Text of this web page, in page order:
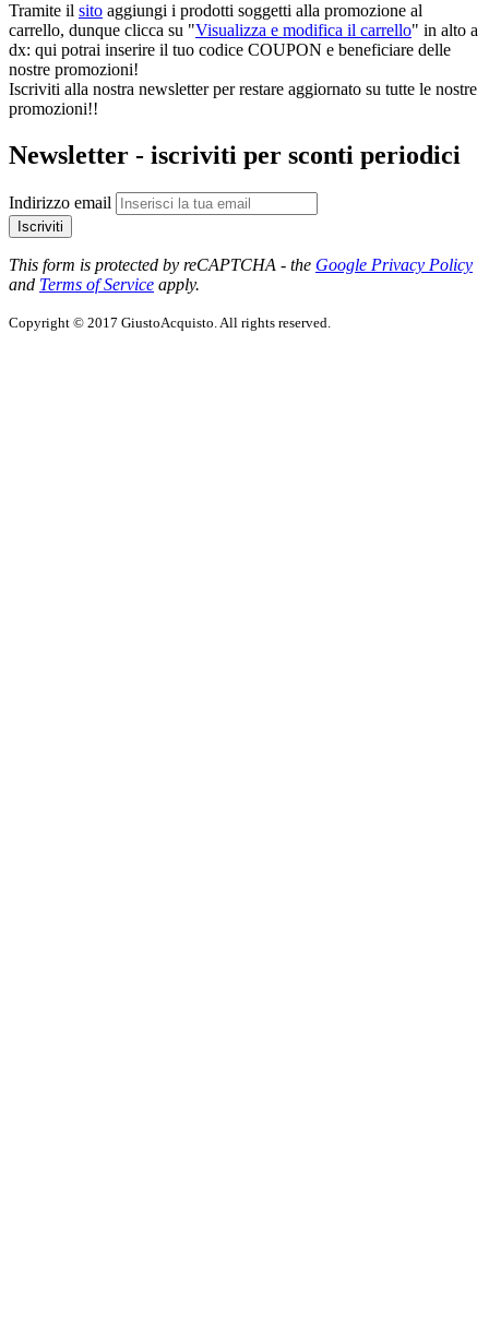
Tramite il sito aggiungi i prodotti soggetti alla promozione al
carrello, dunque clicca su "Visualizza e modifica il carrello" in alto a
dx: qui potrai inserire il tuo codice COUPON e beneficiare delle
nostre promozioni!
Iscriviti alla nostra newsletter per restare aggiornato su tutte le nostre
promozioni!!
Newsletter - iscriviti per sconti periodici
Indirizzo email
Iscriviti
This form is protected by reCAPTCHA - the Google Privacy Policy
and Terms of Service apply.
Copyright © 2017 GiustoAcquisto. All rights reserved.